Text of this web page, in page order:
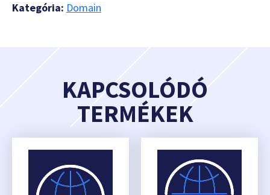
Kategória: Domain
KAPCSOLÓDÓ
TERMÉKEK